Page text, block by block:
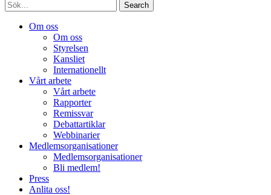
Sök
Om oss
Om oss
Styrelsen
Kansliet
Internationellt
Vårt arbete
Vårt arbete
Rapporter
Remissvar
Debattartiklar
Webbinarier
Medlemsorganisationer
Medlemsorganisationer
Bli medlem!
Press
Anlita oss!